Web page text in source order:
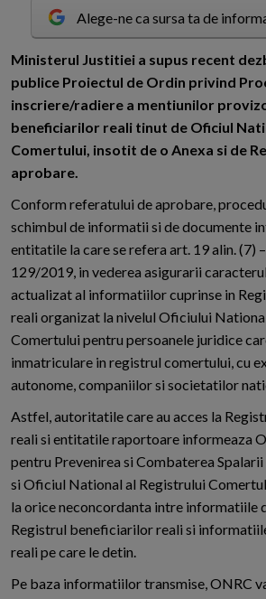
Alege-ne ca sursa ta de
Ministerul Justitiei a supus recent
publice Proiectul de Ordin privind
inscriere/radiere a mentiunilor
beneficiarilor reali tinut de Oficiul
Comertului, insotit de o Anexa si de
aprobare.
Conform referatului de aprobare,
schimbul de informatii si de documente
entitatile la care se refera art. 19 alin. (7)
129/2019, in vederea asigurarii
actualizat al informatiilor cuprinse in
reali organizat la nivelul Oficiului
Comertului pentru persoanele juridice
inmatriculare in registrul comertului, cu
autonome, companiilor si societatilor
Astfel, autoritatile care au acces la
reali si entitatile raportoare informeaza
pentru Prevenirea si Combaterea
si Oficiul National al Registrului
la orice neconcordanta intre informatiile
Registrul beneficiarilor reali si
reali pe care le detin.
Pe baza informatiilor transmise, ONRC